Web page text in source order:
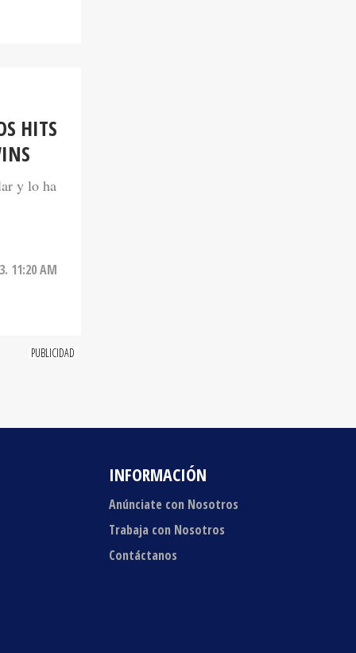
y lo ha
INFORMACIÓN
Anúnciate con Nosotros
Trabaja con Nosotros
Contáctanos